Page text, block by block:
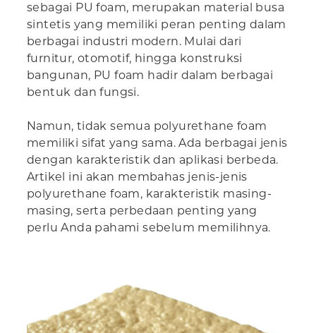
sebagai PU foam, merupakan material busa
sintetis yang memiliki peran penting dalam
berbagai industri modern. Mulai dari
furnitur, otomotif, hingga konstruksi
bangunan, PU foam hadir dalam berbagai
bentuk dan fungsi.
Namun, tidak semua polyurethane foam
memiliki sifat yang sama. Ada berbagai jenis
dengan karakteristik dan aplikasi berbeda.
Artikel ini akan membahas jenis-jenis
polyurethane foam, karakteristik masing-
masing, serta perbedaan penting yang
perlu Anda pahami sebelum memilihnya.